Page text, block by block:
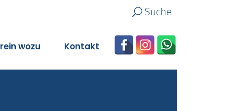
Suche
wozu Kontakt